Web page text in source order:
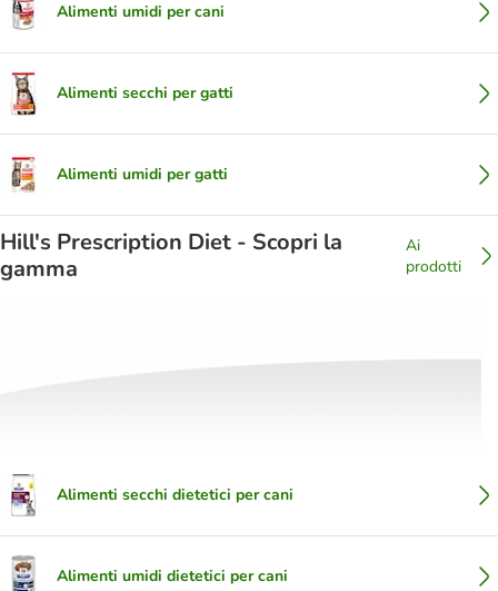
Alimenti umidi per cani
Alimenti secchi per gatti
Alimenti umidi per gatti
Hill's Prescription Diet - Scopri la
gamma
Ai
prodotti
Alimenti secchi dietetici per cani
Alimenti umidi dietetici per cani